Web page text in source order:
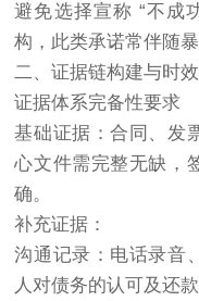
避免选择宣称 “不成
构，此类承诺常伴随暴
二、证据链构建与时
证据体系完备性要求
基础证据：合同、发
心文件需完整无缺，
确。
补充证据：
沟通记录：电话录音
人对债务的认可及还